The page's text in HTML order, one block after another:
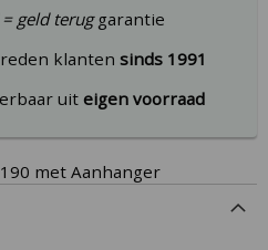
geld teruggarantie
klantensinds 1991
uiteigen voorraad
met Aanhanger